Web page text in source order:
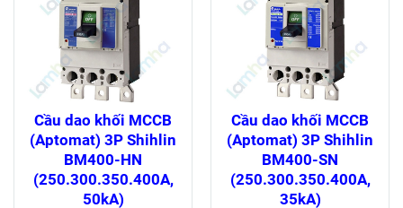
Cầu dao khối MCCB
(Aptomat) 3P Shihlin
BM400-HN
(250.300.350.400A,
50kA)
Cầu dao khối MCCB
(Aptomat) 3P Shihlin
BM400-SN
(250.300.350.400A,
35kA)